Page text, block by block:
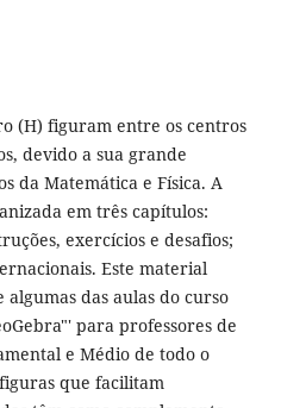
(H) figuram entre os centros
devido a sua grande
da Matemática e Física. A
em três capítulos:
exercícios e desafios;
Este material
das aulas do curso
para professores de
e Médio de todo o
que facilitam